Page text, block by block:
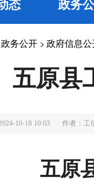
态 政务
政务公开 > 政府信息
五原县
10-18 10:03 作者：工
五原